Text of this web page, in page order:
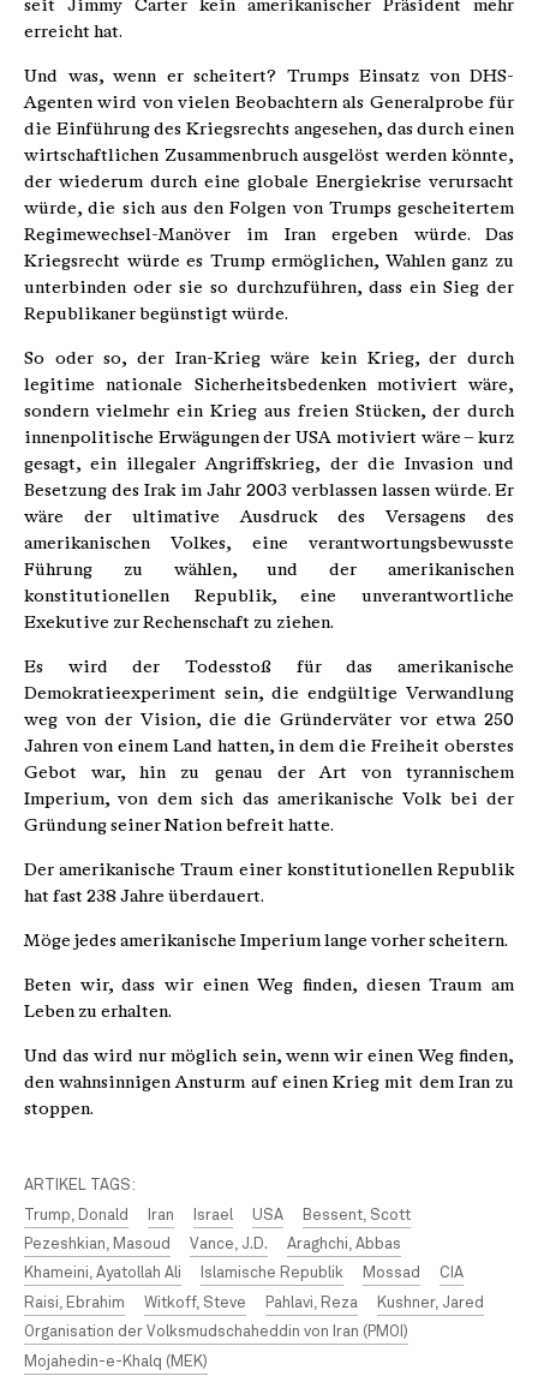
seit Jimmy Carter kein amerikanischer Präsident mehr
erreicht hat.
Und was, wenn er scheitert? Trumps Einsatz von DHS-
Agenten wird von vielen Beobachtern als Generalprobe für
die Einführung des Kriegsrechts angesehen, das durch einen
wirtschaftlichen Zusammenbruch ausgelöst werden könnte,
der wiederum durch eine globale Energiekrise verursacht
würde, die sich aus den Folgen von Trumps gescheitertem
Regimewechsel-Manöver im Iran ergeben würde. Das
Kriegsrecht würde es Trump ermöglichen, Wahlen ganz zu
unterbinden oder sie so durchzuführen, dass ein Sieg der
Republikaner begünstigt würde.
So oder so, der Iran-Krieg wäre kein Krieg, der durch
legitime nationale Sicherheitsbedenken motiviert wäre,
sondern vielmehr ein Krieg aus freien Stücken, der durch
innenpolitische Erwägungen der USA motiviert wäre – kurz
gesagt, ein illegaler Angriffskrieg, der die Invasion und
Besetzung des Irak im Jahr 2003 verblassen lassen würde. Er
wäre der ultimative Ausdruck des Versagens des
amerikanischen Volkes, eine verantwortungsbewusste
Führung zu wählen, und der amerikanischen
konstitutionellen Republik, eine unverantwortliche
Exekutive zur Rechenschaft zu ziehen.
Es wird der Todesstoß für das amerikanische
Demokratieexperiment sein, die endgültige Verwandlung
weg von der Vision, die die Gründerväter vor etwa 250
Jahren von einem Land hatten, in dem die Freiheit oberstes
Gebot war, hin zu genau der Art von tyrannischem
Imperium, von dem sich das amerikanische Volk bei der
Gründung seiner Nation befreit hatte.
Der amerikanische Traum einer konstitutionellen Republik
hat fast 238 Jahre überdauert.
Möge jedes amerikanische Imperium lange vorher scheitern.
Beten wir, dass wir einen Weg finden, diesen Traum am
Leben zu erhalten.
Und das wird nur möglich sein, wenn wir einen Weg finden,
den wahnsinnigen Ansturm auf einen Krieg mit dem Iran zu
stoppen.
ARTIKEL TAGS:
Trump, Donald
Iran Israel USA
Bessent, Scott
Pezeshkian, Masoud
Vance, J.D.
Araghchi, Abbas
Khameini, Ayatollah Ali
Islamische Republik Mossad
CIA
Raisi, Ebrahim
Witkoff, Steve Pahlavi, Reza
Kushner, Jared
Organisation der Volksmudschaheddin von Iran (PMOI)
Mojahedin-e-Khalq (MEK)